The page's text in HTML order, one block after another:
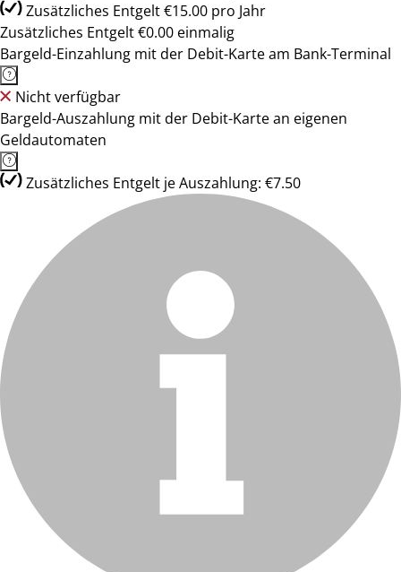
Zusätzliches Entgelt €15.00 pro Jahr
Zusätzliches Entgelt €0.00 einmalig
Bargeld-Einzahlung mit der Debit-Karte am Bank-Terminal
Nicht verfügbar
Bargeld-Auszahlung mit der Debit-Karte an eigenen
Geldautomaten
Zusätzliches Entgelt je Auszahlung: €7.50